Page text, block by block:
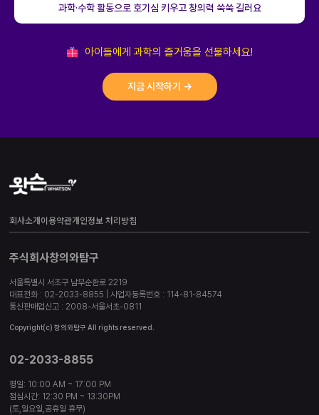
과학·수학 활동으로 호기심 키우고 창의력 쑥쑥 길러요
아이들에게 과학의 즐거움을 선물하세요!
지금 시작하기 →
회사소개이용약관개인정보 처리방침
주식회사창의와탐구
서울특별시 서초구 남부순환로 2219
대표전화 : 02-2033-8855 | 사업자등록번호 : 114-81-84574
통신판매업신고 : 2008-서울서초-0811
Copyright(c) 창의와탐구 All rights reserved.
02-2033-8855
평일: 10:00 AM ~ 17:00 PM
점심시간: 12:30 PM ~ 13:30PM
(토,일요일,공휴일 휴무)